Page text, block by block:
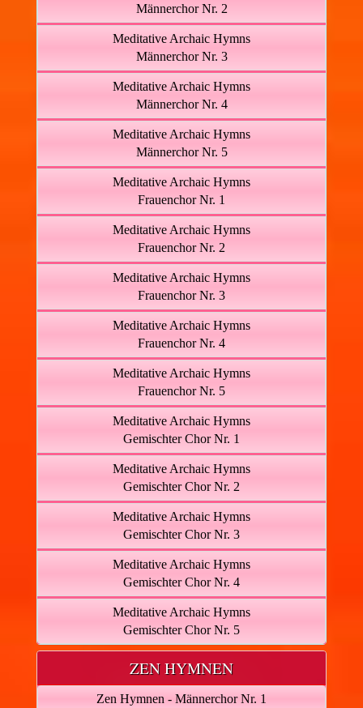
Männerchor Nr. 2
Meditative Archaic Hymns
Männerchor Nr. 3
Meditative Archaic Hymns
Männerchor Nr. 4
Meditative Archaic Hymns
Männerchor Nr. 5
Meditative Archaic Hymns
Frauenchor Nr. 1
Meditative Archaic Hymns
Frauenchor Nr. 2
Meditative Archaic Hymns
Frauenchor Nr. 3
Meditative Archaic Hymns
Frauenchor Nr. 4
Meditative Archaic Hymns
Frauenchor Nr. 5
Meditative Archaic Hymns
Gemischter Chor Nr. 1
Meditative Archaic Hymns
Gemischter Chor Nr. 2
Meditative Archaic Hymns
Gemischter Chor Nr. 3
Meditative Archaic Hymns
Gemischter Chor Nr. 4
Meditative Archaic Hymns
Gemischter Chor Nr. 5
ZEN HYMNEN
Zen Hymnen - Männerchor Nr. 1